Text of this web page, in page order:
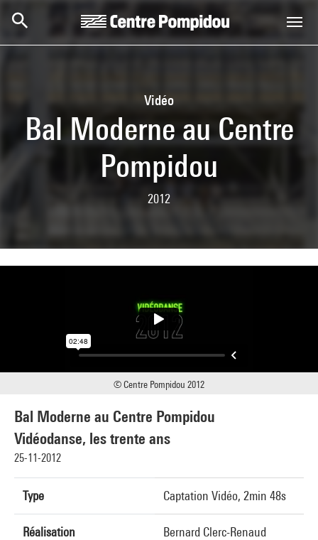
Vidéo
Bal Moderne au Centre
Pompidou
2012
Bal Moderne au Centre Pompidou
Vidéodanse, les trente ans
25-11-2012
Type Captation Vidéo, 2min 48s
Réalisation Bernard Clerc-Renaud
© Centre Pompidou 2012